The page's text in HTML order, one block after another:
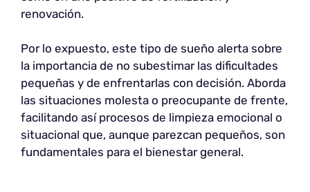
renovación.
Por lo expuesto, este tipo de sueño alerta sobre
la importancia de no subestimar las dificultades
pequeñas y de enfrentarlas con decisión. Aborda
las situaciones molesta o preocupante de frente,
facilitando así procesos de limpieza emocional o
situacional que, aunque parezcan pequeños, son
fundamentales para el bienestar general.